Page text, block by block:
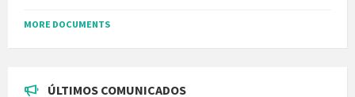
MORE DOCUMENTS
ÚLTIMOS COMUNICADOS